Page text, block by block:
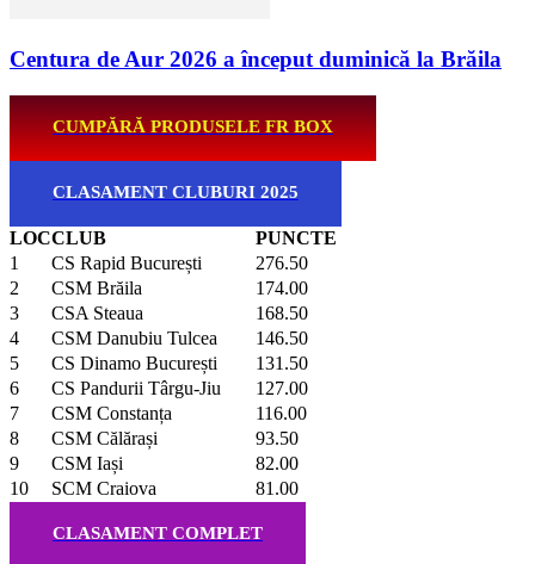
Centura de Aur 2026 a început duminică la Brăila
CUMPĂRĂ PRODUSELE FR BOX
CLASAMENT CLUBURI 2025
LOCCLUB
PUNCTE
1
CS Rapid București
276.50
2
CSM Brăila
174.00
3
CSA Steaua
168.50
4
CSM Danubiu Tulcea
146.50
5
CS Dinamo București
131.50
6
CS Pandurii Târgu-Jiu
127.00
7
CSM Constanța
116.00
8
CSM Călărași
93.50
9
CSM Iași
82.00
10
SCM Craiova 81.00
CLASAMENT COMPLET